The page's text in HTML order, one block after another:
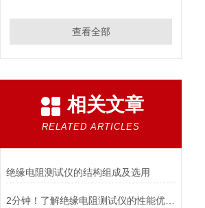
查看全部
相关文章
RELATED ARTICLES
绝缘电阻测试仪的结构组成及选用
2分钟！了解绝缘电阻测试仪的性能优势！